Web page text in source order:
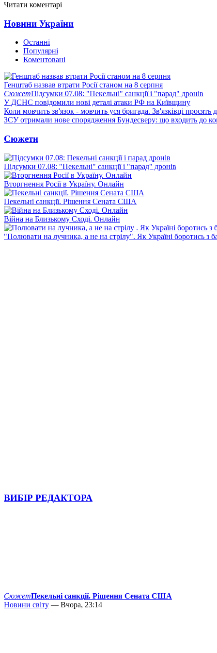
Читати коментарі
Новини України
Останні
Популярні
Коментовані
Генштаб назвав втрати Росії станом на 8 серпня
СюжетПідсумки 07.08: "Пекельні" санкції і "парад" дронів
У ДСНС повідомили нові деталі атаки РФ на Київщину
Коли мовчить зв'язок - мовчить уся бригада. Зв'язківці просять
ЗСУ отримали нове спорядження Бундесверу: що входить до
Сюжети
Підсумки 07.08: "Пекельні" санкції і "парад" дронів
Вторгнення Росії в Україну. Онлайн
Пекельні санкції. Рішення Сената США
Війна на Близькому Сході. Онлайн
"Полювати на лучника, а не на стрілу". Як Україні боротись з
ВИБІР РЕДАКТОРА
СюжетПекельні санкції. Рішення Сената США
Новини світу — Вчора, 23:14